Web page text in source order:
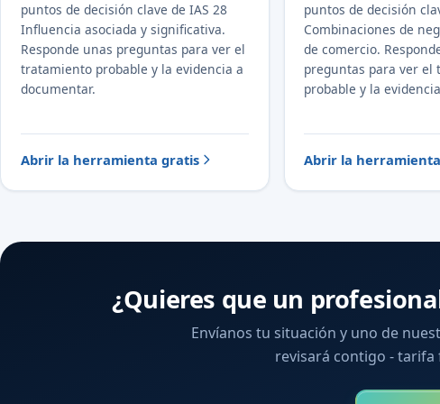
puntos de decisión clave de IAS 28
Influencia asociada y significativa.
Responde unas preguntas para ver el
tratamiento probable y la evidencia a
documentar.
Abrir la herramienta gratis
puntos de decisión
Combinaciones de
de comercio.
preguntas para ver el
probable y la
Abrir la
¿Quieres que un
Envíanos tu situación y uno de
revisará contigo - tarifa